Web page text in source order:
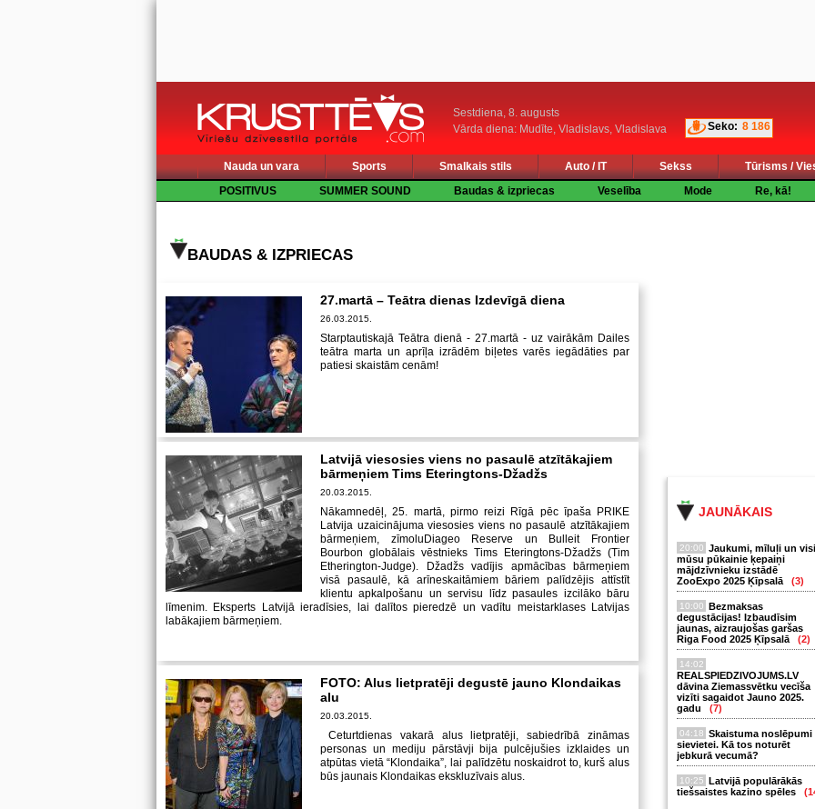
Sestdiena, 8. augusts
Vārda diena: Mudīte, Vladislavs, Vladislava
Seko: 8 186
Nauda un vara Sports Smalkais stils Auto / IT Sekss
Tūrisms /
POSITIVUS
SUMMER SOUND Baudas & izpriecas Veselība Mode Re, kā!
JAUNĀKAIS
20:00 Jaukumi, mīluļi un visi
mūsu pūkainie ķepaiņi
mājdzīvnieku izstādē
ZooExpo 2025 Ķīpsalā
(3)
10:00 Bezmaksas
degustācijas! Izbaudīsim
jaunas, aizraujošas garšas
Riga Food 2025 Ķīpsalā
(2)
14:02
REALSPIEDZIVOJUMS.LV
dāvina Ziemassvētku vecīša
vizīti sagaidot Jauno 2025.
gadu
(7)
04:18 Skaistuma noslēpumi
sievietei. Kā tos noturēt
jebkurā vecumā?
10:25 Latvijā populārākās
tiešsaistes kazino spēles
BAUDAS & IZPRIECAS
27.martā – Teātra dienas Izdevīgā diena
26.03.2015.
Starptautiskajā Teātra dienā - 27.martā - uz vairākām Dailes
teātra marta un aprīļa izrādēm biļetes varēs iegādāties par
patiesi skaistām cenām!
Latvijā viesosies viens no pasaulē atzītākajiem
bārmeņiem Tims Eteringtons-Džadžs
20.03.2015.
Nākamnedēļ, 25. martā, pirmo reizi Rīgā pēc īpaša PRIKE
Latvija uzaicinājuma viesosies viens no pasaulē atzītākajiem
bārmeņiem, zīmoluDiageo Reserve un Bulleit Frontier
Bourbon globālais vēstnieks Tims Eteringtons-Džadžs (Tim
Etherington-Judge). Džadžs vadījis apmācības bārmeņiem
visā pasaulē, kā arīneskaitāmiem bāriem palīdzējis attīstīt
klientu apkalpošanu un servisu līdz pasaules izcilāko bāru
līmenim. Eksperts Latvijā ieradīsies, lai dalītos pieredzē un vadītu meistarklases Latvijas
labākajiem bārmeņiem.
FOTO: Alus lietpratēji degustē jauno Klondaikas
alu
20.03.2015.
Ceturtdienas vakarā alus lietpratēji, sabiedrībā zināmas
personas un mediju pārstāvji bija pulcējušies izklaides un
atpūtas vietā “Klondaika”, lai palīdzētu noskaidrot to, kurš alus
būs jaunais Klondaikas ekskluzīvais alus.